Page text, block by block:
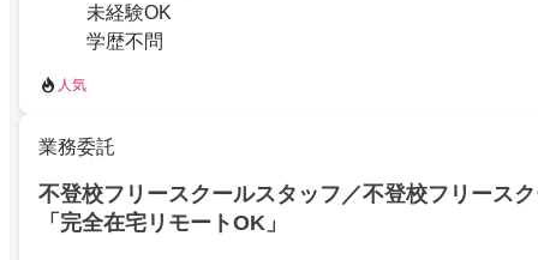
未経験OK
学歴不問
人気
業務委託
不登校フリースクールスタッフ／不登校フリース
「完全在宅リモートOK」